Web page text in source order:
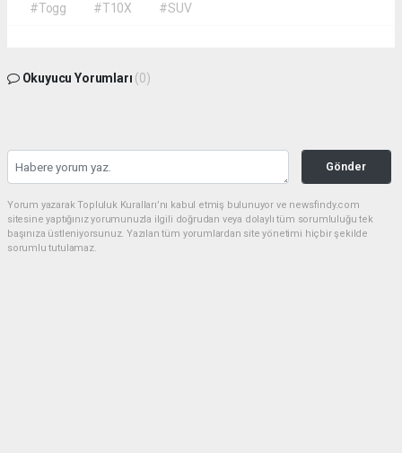
#Togg #T10X #SUV
Okuyucu Yorumları (0)
Gönder
Yorum yazarak Topluluk Kuralları’nı kabul etmiş bulunuyor ve newsfindy.com
sitesine yaptığınız yorumunuzla ilgili doğrudan veya dolaylı tüm sorumluluğu tek
başınıza üstleniyorsunuz. Yazılan tüm yorumlardan site yönetimi hiçbir şekilde
sorumlu tutulamaz.